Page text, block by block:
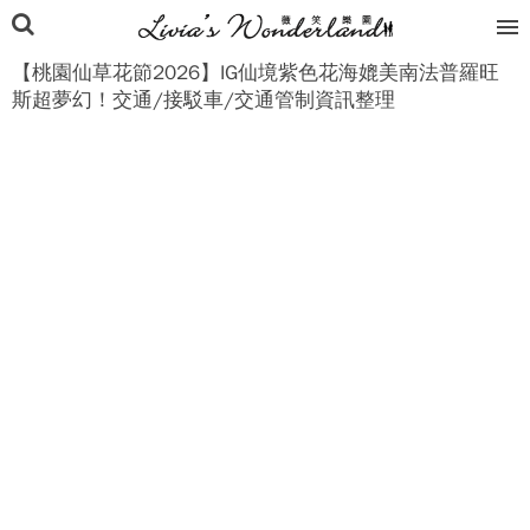
【桃園仙草花節2026】IG仙境紫色花海媲美南法普羅旺
斯超夢幻！交通/接駁車/交通管制資訊整理